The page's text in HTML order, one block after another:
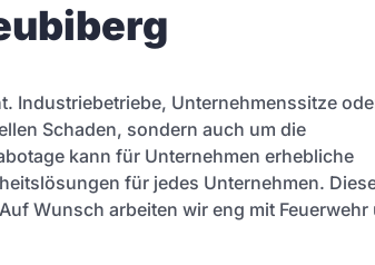
Industriebetriebe, Unternehmenssitze
Schaden, sondern auch um die
kann für Unternehmen erhebliche
für jedes Unternehmen.
Wunsch arbeiten wir eng mit Feuerwehr